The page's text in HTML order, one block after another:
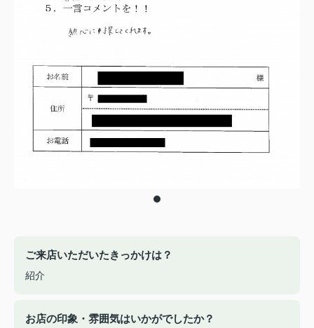
ご来店いただいたきっかけは？
紹介
お店の印象・雰囲気はいかがでしたか？